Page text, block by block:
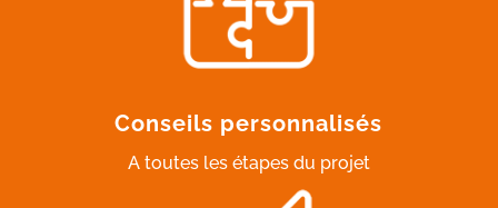
Conseils personnalisés
A toutes les étapes du projet